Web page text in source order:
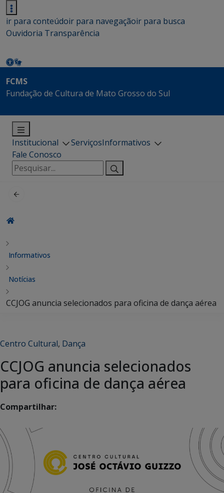
ir para conteúdoir para navegaçãoir para busca
Ouvidoria Transparência
FCMS
Fundação de Cultura de Mato Grosso do Sul
Institucional ServiçosInformativos
Fale Conosco
Pesquisar
por:
Informativos
Notícias
CCJOG anuncia selecionados para oficina de dança aérea
Centro Cultural, Dança
CCJOG anuncia selecionados
para oficina de dança aérea
Compartilhar: